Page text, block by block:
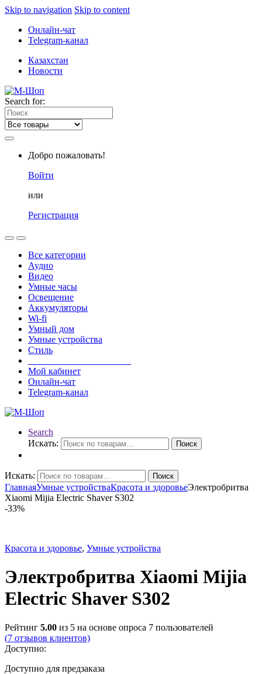
Skip to navigation Skip to content
Онлайн-чат
Telegram-канал
Казахстан
Новости
Search for:
Добро пожаловать!
Войти
или
Регистрация
Все категории
Аудио
Видео
Умные часы
Освещение
Аккумуляторы
Wi-fi
Умный дом
Умные устройства
Стиль
Мой кабинет
Онлайн-чат
Telegram-канал
Search
Искать:
Поиск
Искать: Поиск
ГлавнаяУмные устройстваКрасота и здоровьеЭлектробритва
Xiaomi Mijia Electric Shaver S302
-33%
Красота и здоровье, Умные устройства
Электробритва Xiaomi Mijia
Electric Shaver S302
Рейтинг 5.00 из 5 на основе опроса 7 пользователей
(7 отзывов клиентов)
Доступно:
Доступно для предзаказа